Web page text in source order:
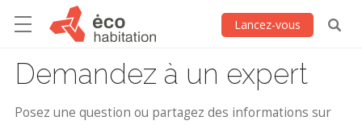
Lancez-vous
Demandez à un expert
Posez une question ou partagez des informations sur